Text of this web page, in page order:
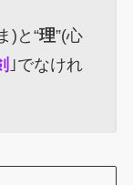
)と“理”(心
｣でなけれ